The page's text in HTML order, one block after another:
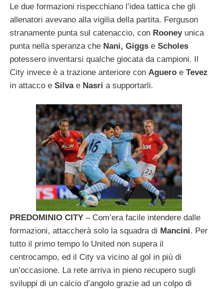
Le due formazioni rispecchiano l’idea tattica che gli
allenatori avevano alla vigilia della partita. Ferguson
stranamente punta sul catenaccio, con Rooneyunica
punta nella speranza che Nani, Giggs e Scholes
potessero inventarsi qualche giocata da campioni. Il
City invece è a trazione anteriore con Aguero e Tevez
in attacco e Silvae Nasri a supportarli.
PREDOMINIO CITY – Com’era facile intendere dalle
formazioni, attaccherà solo la squadra di Mancini. Per
tutto il primo tempo lo United non supera il
centrocampo, ed il City va vicino al gol in più di
un’occasione. La rete arriva in pieno recupero sugli
sviluppi di un calcio d’angolo grazie ad un colpo di